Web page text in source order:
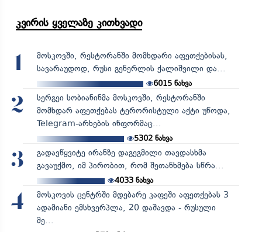
კვირის ყველაზე კითხვადი
1
მოსკოვში, რესტორანში მომხდარი აფეთქებისას,
სავარაუდოდ, რუსი გენერლის ქალიშვილი და...
6015 ნახვა
2
სერგეი სობიანინმა მოსკოვში, რესტორანში
მომხდარ აფეთქებას ტერორისტული აქტი უწოდა,
Telegram-არხების ინფორმაც...
5302ნახვა
3
გადავწყვიტე ირანზე დაგეგმილი თავდასხმა
გავაუქმო, იმ პირობით, რომ შეთანხმება სწრა...
4033ნახვა
4
მოსკოვის ცენტრში მდებარე კაფეში აფეთქებას 3
ადამიანი ემსხვერპლა, 20 დაშავდა - რუსული
მე...